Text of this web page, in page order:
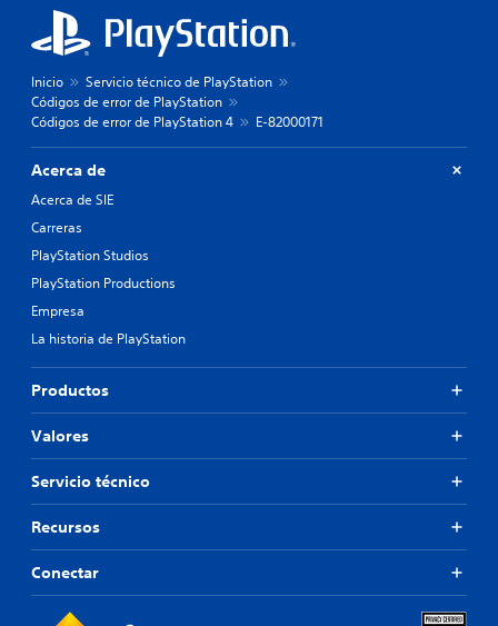
Inicio
Servicio técnico de PlayStation
Códigos de error de PlayStation
Códigos de error de PlayStation 4
E-82000171
Acerca de
Acerca de SIE
Carreras
PlayStation Studios
PlayStation Productions
Empresa
La historia de PlayStation
Productos
Valores
Servicio técnico
Recursos
Conectar